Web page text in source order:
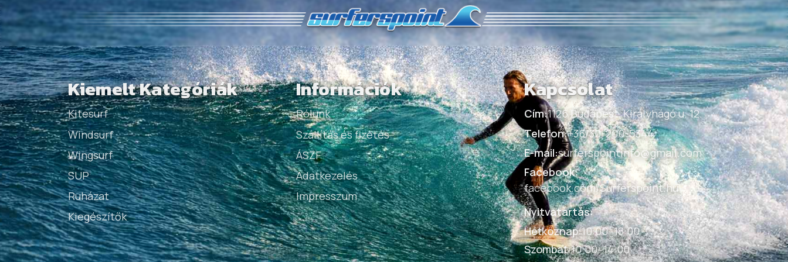
Kiemelt Kategóriák
Kitesurf
Windsurf
Wingsurf
SUP
Ruházat
Kiegészítők
Információk
Rólunk
Szállítás és fizetés
ÁSZF
Adatkezelés
Impresszum
Kapcsolat
Cím:1126 Budapest, Királyhágó u. 12.
Telefon:+36/30-200-5344
E-mail:surferspointinfo@gmail.com
Facebook:
facebook.com/Surferspoint.hu
Nyitvatartás:
Hétköznap:10:00–18:00
Szombat:10:00–14:00